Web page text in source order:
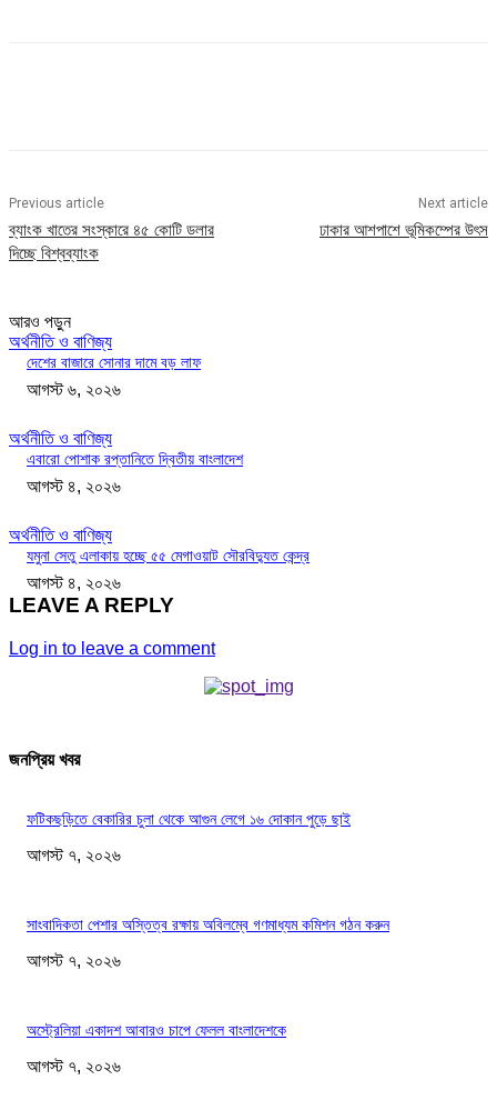
Previous article
ব্যাংক খাতের সংস্কারে ৪৫ কোটি ডলার
দিচ্ছে বিশ্বব্যাংক
Next article
ঢাকার আশপাশে ভূমিকম্পের উৎস
আরও পড়ুন
অর্থনীতি ও বাণিজ্য
দেশের বাজারে সোনার দামে বড় লাফ
আগস্ট ৬, ২০২৬
অর্থনীতি ও বাণিজ্য
এবারো পোশাক রপ্তানিতে দ্বিতীয় বাংলাদেশ
আগস্ট ৪, ২০২৬
অর্থনীতি ও বাণিজ্য
যমুনা সেতু এলাকায় হচ্ছে ৫৫ মেগাওয়াট সৌরবিদ্যুত কেন্দ্র
আগস্ট ৪, ২০২৬
LEAVE A REPLY
Log in to leave a comment
জনপ্রিয় খবর
ফটিকছড়িতে বেকারির চুলা থেকে আগুন লেগে ১৬ দোকান পুড়ে ছাই
আগস্ট ৭, ২০২৬
সাংবাদিকতা পেশার অস্তিত্ব রক্ষায় অবিলম্বে গণমাধ্যম কমিশন গঠন করুন
আগস্ট ৭, ২০২৬
অস্ট্রেলিয়া একাদশ আবারও চাপে ফেলল বাংলাদেশকে
আগস্ট ৭, ২০২৬